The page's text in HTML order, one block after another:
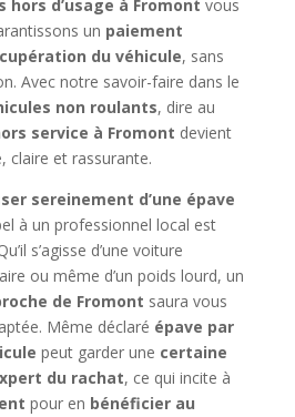
hors d’usage à Fromont vous
un paiement
du véhicule, sans
Avec notre savoir-faire dans le
non roulants, dire au
service à Fromont devient
claire et rassurante.
sereinement d’une épave
à un professionnel local est
s’agisse d’une voiture
ou même d’un poids lourd, un
de Fromont saura vous
Même déclaré épave par
peut garder une certaine
du rachat, ce qui incite à
pour en bénéficier au